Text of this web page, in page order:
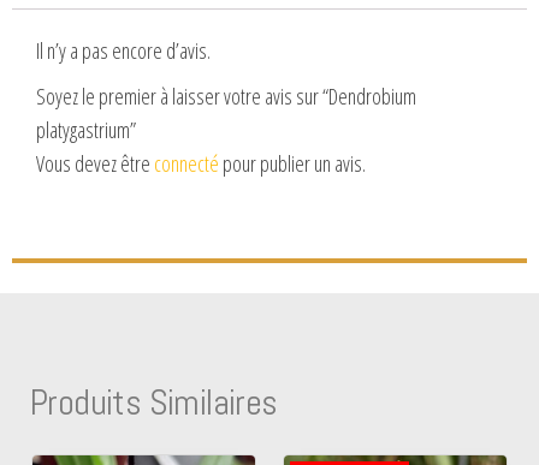
Il n’y a pas encore d’avis.
Soyez le premier à laisser votre avis sur “Dendrobium
platygastrium”
Vous devez être connecté pour publier un avis.
Produits Similaires